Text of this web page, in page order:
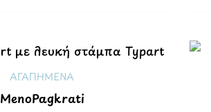
ΑΓΑΠΗΜΕΝΑ
MenoPagkrati